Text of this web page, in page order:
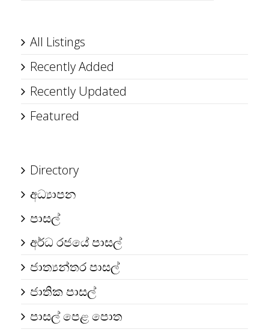
All Listings
Recently Added
Recently Updated
Featured
Directory
අධ්‍යාපන
පාසල්
අර්ධ රජයේ පාසල්
ජාත්‍යන්තර පාසල්
ජාතික පාසල්
පාසල් පෙළ පොත